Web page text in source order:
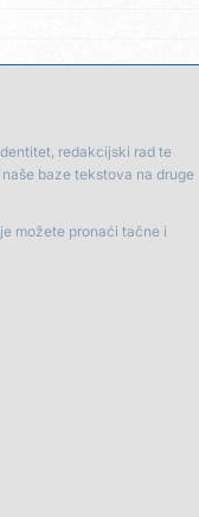
redakcijski rad te
baze tekstova na druge
možete pronaći tačne i